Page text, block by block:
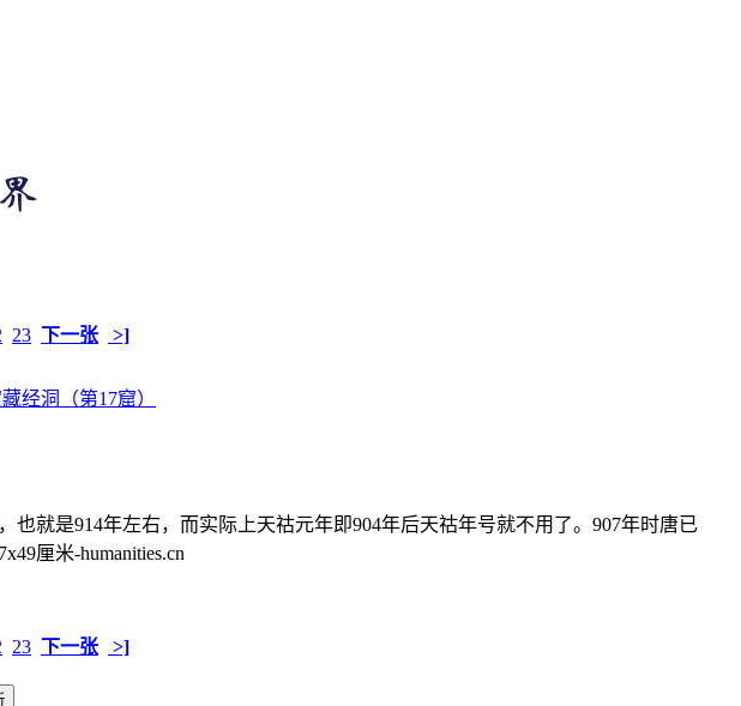
23 下一张 >]
就是914年左右，而实际上天祜元年即904年后天祜年号就不用了。907年时唐已
厘米-humanities.cn
23 下一张 >]